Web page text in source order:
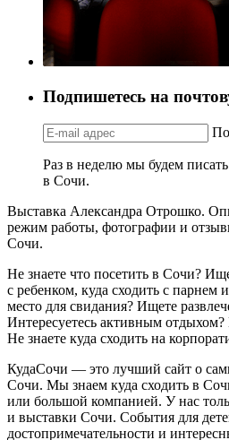
Подпишетесь на
Раз в неделю мы будем
в Сочи.
Выставка Александра Отрошко.
режим работы, фотографии и
Сочи.
Не знаете что посетить в Сочи?
с ребенком, куда сходить с парнем
место для свидания? Ищете
Интересуетесь активным
Не знаете куда сходить на
КудаСочи — это лучший сайт о
Сочи. Мы знаем куда сходить в
или большой компанией. У нас
и выставки Сочи. События для
достопримечательности и